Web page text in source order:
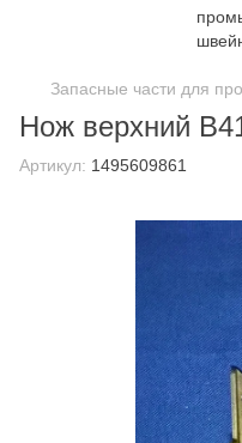
Запасные части для
Нож верхний
Артикул: 1495609861